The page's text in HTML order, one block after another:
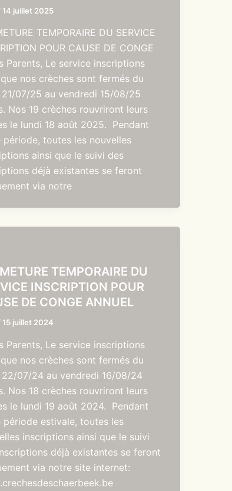
14 juillet 2025
TEMPORAIRE DU SERVICE
POUR CAUSE DE CONGE
Parents, Le service inscriptions
nos crèches sont fermés du
21/07/25 au vendredi 15/08/25
Nos 19 crèches rouvriront leurs
le lundi 18 août 2025. Pendant
période, toutes les nouvelles
ainsi que le suivi des
déjà existantes se feront
via notre
TEMPORAIRE DU
INSCRIPTION POUR
DE CONGE ANNUEL
15 juillet 2024
Parents, Le service inscriptions
nos crèches sont fermés du
22/07/24 au vendredi 16/08/24
Nos 18 crèches rouvriront leurs
le lundi 19 août 2024. Pendant
période estivale, toutes les
inscriptions ainsi que le suivi
déjà existantes se feront
via notre site internet: